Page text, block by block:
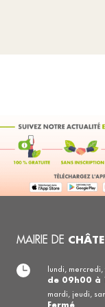
MAIRIE DE
lundi, mercredi,
de 09h00 à
mardi, jeudi,
Fermé